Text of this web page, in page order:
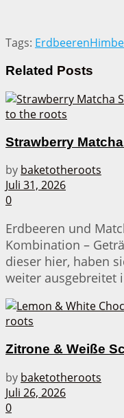
Tags: Erdbeeren
Related Posts
Strawberry
by baketotheroots
Juli 31, 2026
0
Erdbeeren und
Kombination –
dieser hier, haben
weiter ausgebreitet
Zitrone & Weiße
by baketotheroots
Juli 26, 2026
0